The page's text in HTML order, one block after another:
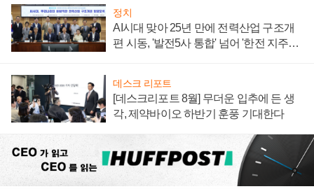
정치
AI시대 맞아 25년 만에 전력산업 구조개
편 시동, '발전5사 통합' 넘어 '한전 지주사'
데스크 리포트
[데스크리포트 8월] 무더운 입추에 든 생
각, 제약바이오 하반기 훈풍 기대한다